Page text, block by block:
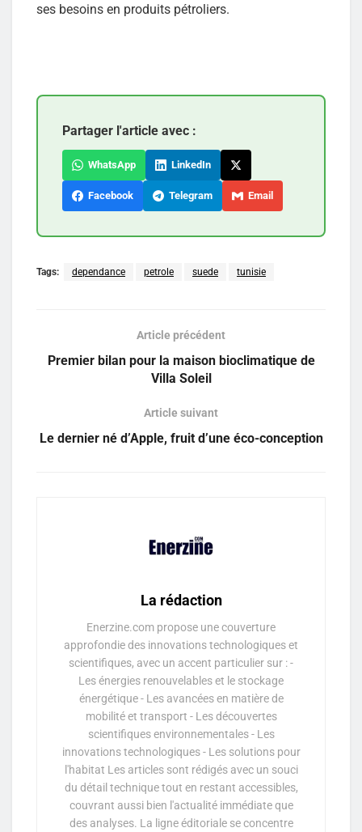
ses besoins en produits pétroliers.
Partager l'article avec :
WhatsApp LinkedIn
Facebook Telegram Email
Tags: dependance petrole suede tunisie
Article précédent
Premier bilan pour la maison bioclimatique de
Villa Soleil
Article suivant
Le dernier né d’Apple, fruit d’une éco-conception
La rédaction
Enerzine.com propose une couverture
approfondie des innovations technologiques et
scientifiques, avec un accent particulier sur : -
Les énergies renouvelables et le stockage
énergétique - Les avancées en matière de
mobilité et transport - Les découvertes
scientifiques environnementales - Les
innovations technologiques - Les solutions pour
l'habitat Les articles sont rédigés avec un souci
du détail technique tout en restant accessibles,
couvrant aussi bien l'actualité immédiate que
des analyses. La ligne éditoriale se concentre